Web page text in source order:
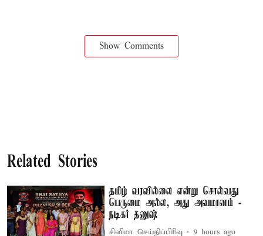
Show Comments
Related Stories
தமிழ் வரவில்லை என்று சொல்வது
பெருமை அல்ல, அது அவமானம் -
நடிகர் தனுஷ்
சினிமா செய்திப்பிரிவு 9 hours ago